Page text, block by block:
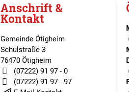
Anschrift &
Kontakt
Gemeinde Ötigheim
Schulstraße 3
76470 Ötigheim
(07222) 91 97 - 0
(07222) 91 97 - 97